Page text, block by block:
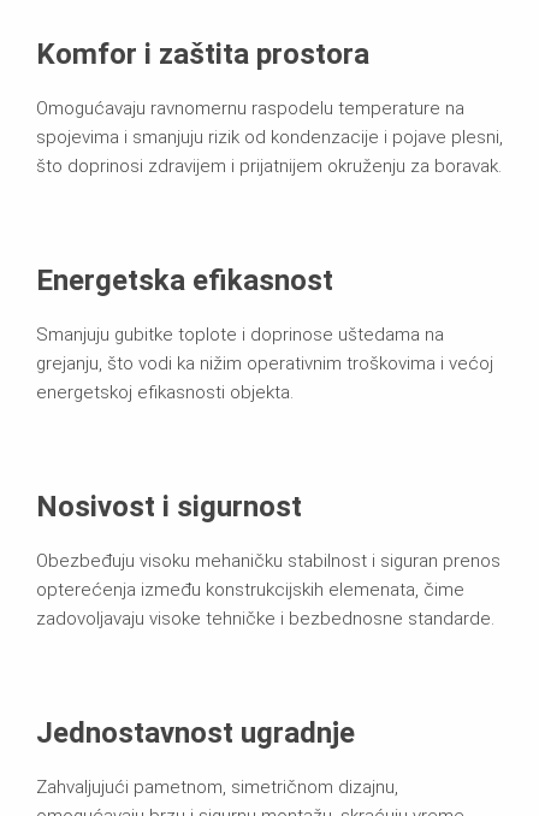
Komfor i zaštita prostora
Omogućavaju ravnomernu raspodelu temperature na
spojevima i smanjuju rizik od kondenzacije i pojave plesni,
što doprinosi zdravijem i prijatnijem okruženju za boravak.
Energetska efikasnost
Smanjuju gubitke toplote i doprinose uštedama na
grejanju, što vodi ka nižim operativnim troškovima i većoj
energetskoj efikasnosti objekta.
Nosivost i sigurnost
Obezbeđuju visoku mehaničku stabilnost i siguran prenos
opterećenja između konstrukcijskih elemenata, čime
zadovoljavaju visoke tehničke i bezbednosne standarde.
Jednostavnost ugradnje
Zahvaljujući pametnom, simetričnom dizajnu,